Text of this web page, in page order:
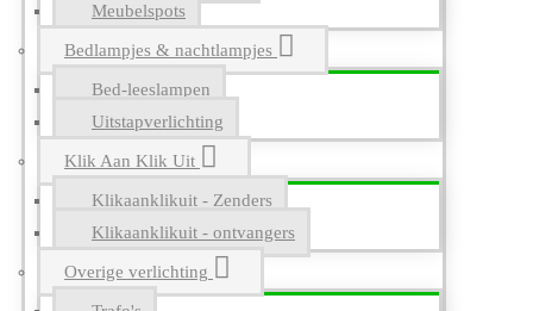
Meubelspots
Bedlampjes & nachtlampjes
Bed-leeslampen
Uitstapverlichting
Klik Aan Klik Uit
Klikaanklikuit - Zenders
Klikaanklikuit - ontvangers
Overige verlichting